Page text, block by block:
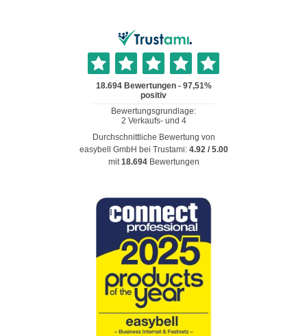
Durchschnittliche Bewertung von
easybell GmbH bei Trustami: 4.92/ 5.00
mit18.694 Bewertungen